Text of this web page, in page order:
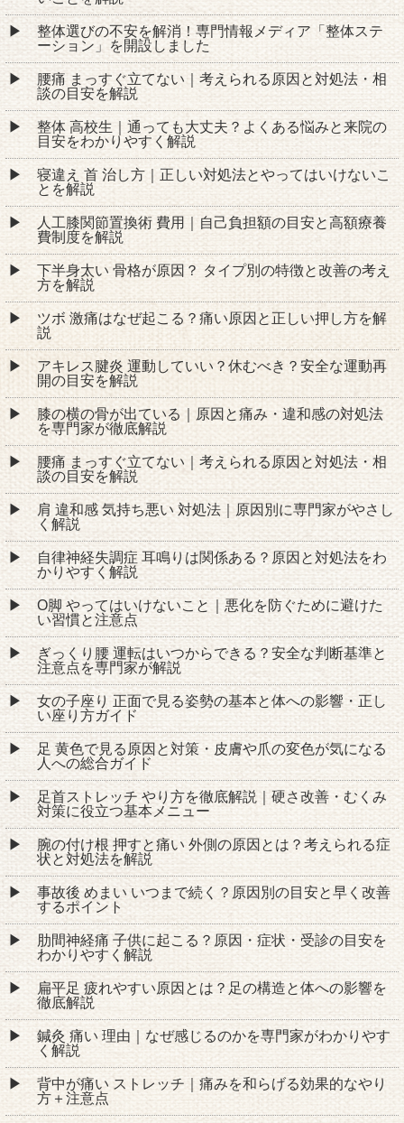
整体選びの不安を解消！専門情報メディア「整体ステ
ーション」を開設しました
腰痛 まっすぐ立てない｜考えられる原因と対処法・相
談の目安を解説
整体 高校生｜通っても大丈夫？よくある悩みと来院の
目安をわかりやすく解説
寝違え 首 治し方｜正しい対処法とやってはいけないこ
とを解説
人工膝関節置換術 費用｜自己負担額の目安と高額療養
費制度を解説
下半身太い 骨格が原因？ タイプ別の特徴と改善の考え
方を解説
ツボ 激痛はなぜ起こる？痛い原因と正しい押し方を解
説
アキレス腱炎 運動していい？休むべき？安全な運動再
開の目安を解説
膝の横の骨が出ている｜原因と痛み・違和感の対処法
を専門家が徹底解説
腰痛 まっすぐ立てない｜考えられる原因と対処法・相
談の目安を解説
肩 違和感 気持ち悪い 対処法｜原因別に専門家がやさし
く解説
自律神経失調症 耳鳴りは関係ある？原因と対処法をわ
かりやすく解説
O脚 やってはいけないこと｜悪化を防ぐために避けた
い習慣と注意点
ぎっくり腰 運転はいつからできる？安全な判断基準と
注意点を専門家が解説
女の子座り 正面で見る姿勢の基本と体への影響・正し
い座り方ガイド
足 黄色で見る原因と対策・皮膚や爪の変色が気になる
人への総合ガイド
足首ストレッチ やり方を徹底解説｜硬さ改善・むくみ
対策に役立つ基本メニュー
腕の付け根 押すと痛い 外側の原因とは？考えられる症
状と対処法を解説
事故後 めまい いつまで続く？原因別の目安と早く改善
するポイント
肋間神経痛 子供に起こる？原因・症状・受診の目安を
わかりやすく解説
扁平足 疲れやすい原因とは？足の構造と体への影響を
徹底解説
鍼灸 痛い 理由｜なぜ感じるのかを専門家がわかりやす
く解説
背中が痛い ストレッチ｜痛みを和らげる効果的なやり
方＋注意点